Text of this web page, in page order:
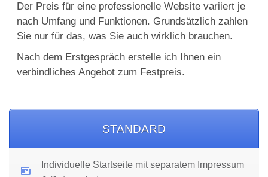
Der Preis für eine professionelle Website variiert je
nach Umfang und Funktionen. Grundsätzlich zahlen
Sie nur für das, was Sie auch wirklich brauchen.
Nach dem Erstgespräch erstelle ich Ihnen ein
verbindliches Angebot zum Festpreis.
STANDARD
Individuelle Startseite mit separatem Impressum